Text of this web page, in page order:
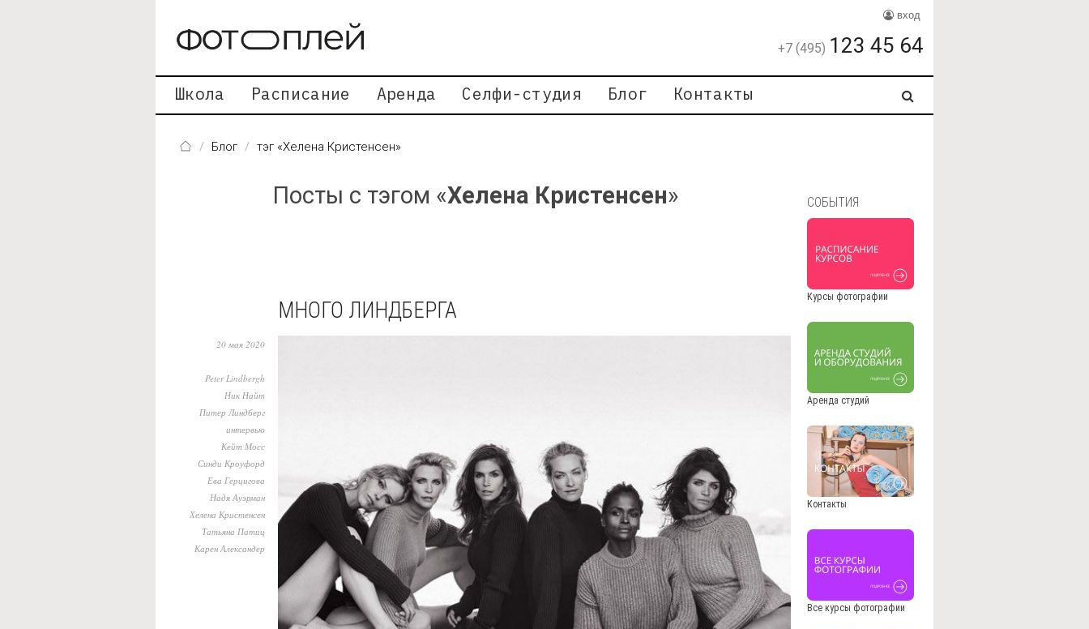
вход
+7 (495) 123 45 64
Школа Расписание Аренда Селфи-студия Блог Контакты
Блог тэг «Хелена Кристенсен»
Посты с тэгом «Хелена Кристенсен»
МНОГО ЛИНДБЕРГА
20 мая 2020
Peter Lindbergh
Ник Найт
Питер Линдберг
интервью
Кейт Мосс
Синди Кроуфорд
Ева Герцигова
Надя Ауэрман
Хелена Кристенсен
Татьяна Патиц
Карен Александер
СОБЫТИЯ
Курсы фотографии
Аренда студий
Контакты
Все курсы фотографии